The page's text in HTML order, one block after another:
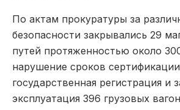
По актам прокуратуры за
безопасности закрывались 29
путей протяженностью около
нарушение сроков
государственная регистрация и
эксплуатация 396 грузовых